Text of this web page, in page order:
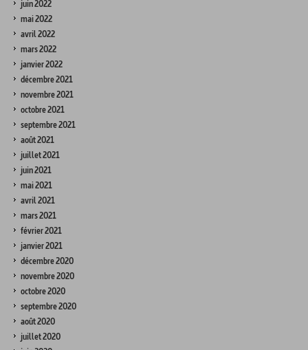
juin 2022
mai 2022
avril 2022
mars 2022
janvier 2022
décembre 2021
novembre 2021
octobre 2021
septembre 2021
août 2021
juillet 2021
juin 2021
mai 2021
avril 2021
mars 2021
février 2021
janvier 2021
décembre 2020
novembre 2020
octobre 2020
septembre 2020
août 2020
juillet 2020